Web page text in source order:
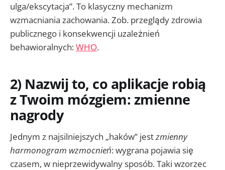
ulga/ekscytacja”. To klasyczny mechanizm
wzmacniania zachowania. Zob. przeglądy zdrowia
publicznego i konsekwencji uzależnień
behawioralnych:WHO.
2) Nazwij to, co aplikacje robią
z Twoim mózgiem: zmienne
nagrody
Jednym z najsilniejszych „haków” jestzmienny
harmonogram wzmocnień: wygrana pojawia się
czasem, w nieprzewidywalny sposób. Taki wzorzec